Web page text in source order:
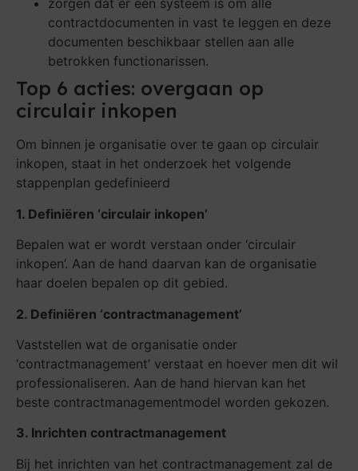
zorgen dat er een systeem is om alle
contractdocumenten in vast te leggen en deze
documenten beschikbaar stellen aan alle
betrokken functionarissen.
Top 6 acties: overgaan op
circulair inkopen
Om binnen je organisatie over te gaan op circulair
inkopen, staat in het onderzoek het volgende
stappenplan gedefinieerd
1. Definiëren ‘circulair inkopen’
Bepalen wat er wordt verstaan onder ‘circulair
inkopen’. Aan de hand daarvan kan de organisatie
haar doelen bepalen op dit gebied.
2. Definiëren ‘contractmanagement’
Vaststellen wat de organisatie onder
‘contractmanagement’ verstaat en hoever men dit wil
professionaliseren. Aan de hand hiervan kan het
beste contractmanagementmodel worden gekozen.
3. Inrichten contractmanagement
Bij het inrichten van het contractmanagement zal de